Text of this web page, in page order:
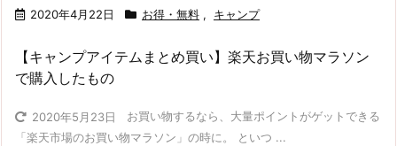
2020年4月22日 お得・無料 , キャンプ
【キャンプアイテムまとめ買い】楽天お買い物マラソン
で購入したもの
2020年5月23日
お買い物するなら、大量ポイントがゲットできる
「楽天市場のお買い物マラソン」の時に。 といつ ...